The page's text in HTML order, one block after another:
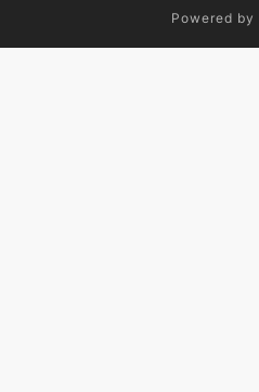
Powered by